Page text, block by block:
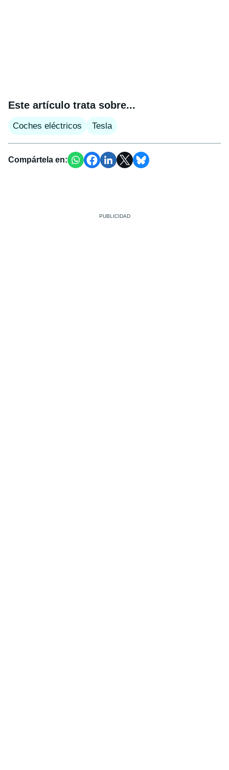
Este artículo trata sobre...
Coches eléctricos Tesla
Compártela en: